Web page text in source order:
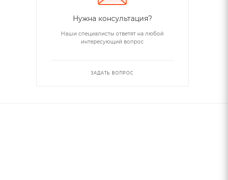
Нужна консультация?
Наши специалисты ответят на любой
интересующий вопрос
ЗАДАТЬ ВОПРОС